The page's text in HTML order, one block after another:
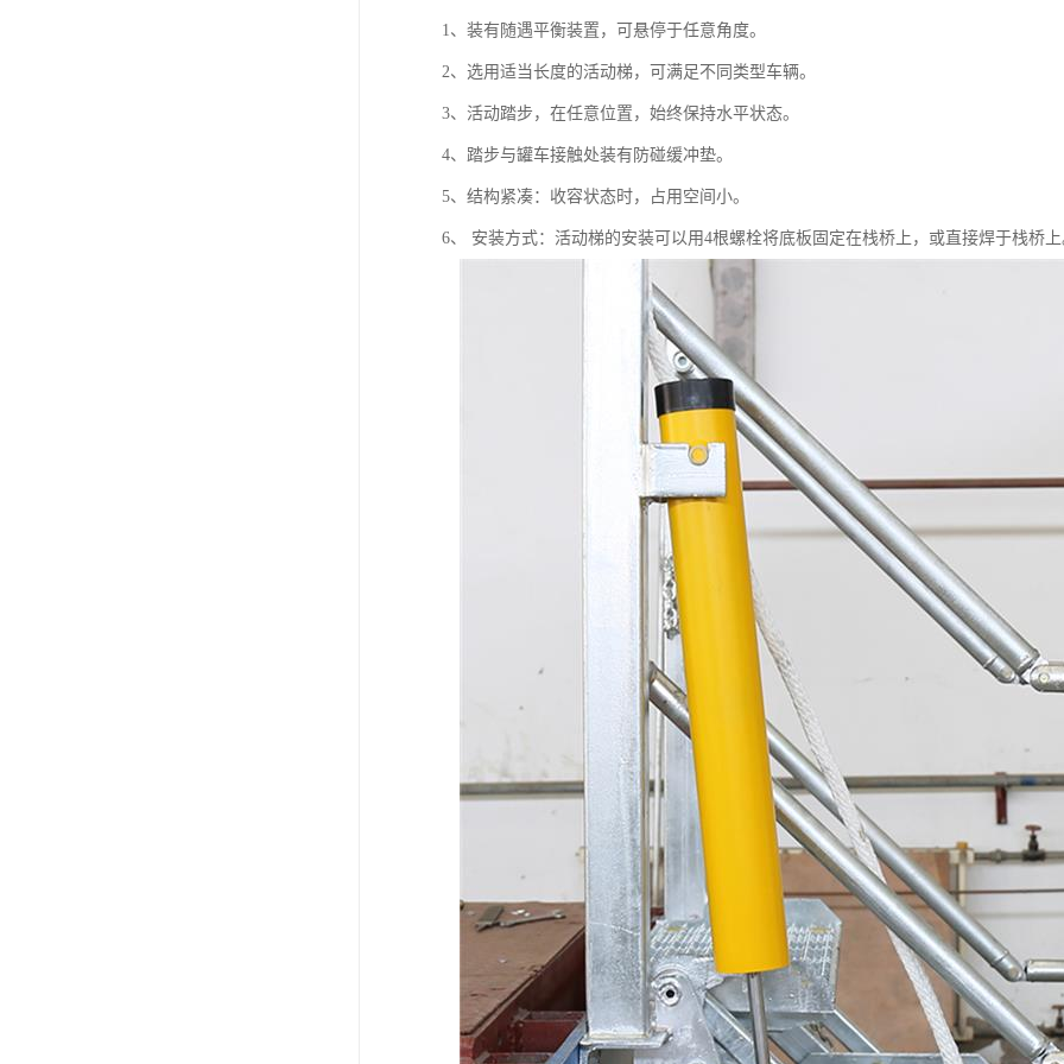
1、装有随遇平衡装置，可悬停于任意角度。
2、选用适当长度的活动梯，可满足不同类型车辆。
3、活动踏步，在任意位置，始终保持水平状态。
4、踏步与罐车接触处装有防碰缓冲垫。
5、结构紧凑：收容状态时，占用空间小。
6、 安装方式：活动梯的安装可以用4根螺栓将底板固定在栈桥上，或直接焊于栈桥